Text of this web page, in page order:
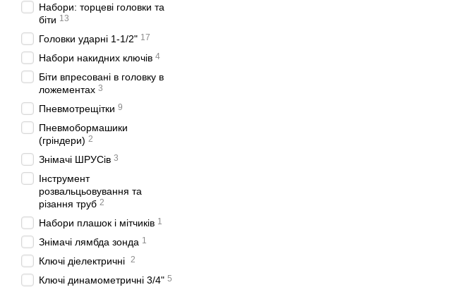
Набори: торцеві головки та
біти 13
Головки ударні 1-1/2" 17
Набори накидних ключів 4
Біти впресовані в головку в
ложементах 3
Пневмотрещітки 9
Пневмобормашики
(гріндери) 2
Знімачі ШРУСів 3
Інструмент
розвальцьовування та
різання труб 2
Набори плашок і мітчиків 1
Знімачі лямбда зонда 1
Ключі діелектричні 2
Ключі динамометричні 3/4" 5